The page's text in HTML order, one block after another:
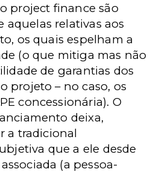
project finance são
relativas aos
os quais espelham a
(o que mitiga mas não
de garantias dos
projeto – no caso, os
concessionária). O
deixa,
a tradicional
que a ele desde
(a pessoa-